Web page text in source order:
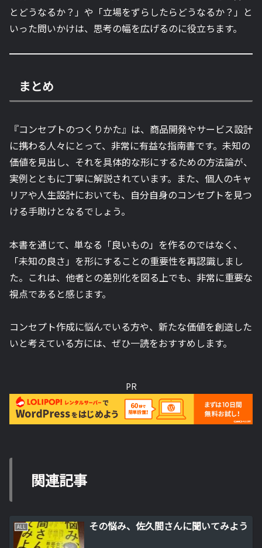
とどうなるか？」や「立場をずらしたらどうなるか？」と
いった問いかけは、思考の幅を広げるのに役立ちます。
まとめ
『コンセプトのつくりかた』は、商品開発やサービス設計
に携わる人々にとって、非常に有益な指南書です。未知の
価値を見出し、それを具体的な形にするための方法論が、
実例とともに丁寧に解説されています。また、個人のキャ
リアや人生設計においても、自分自身のコンセプトを見つ
ける手助けとなるでしょう。
本書を通じて、単なる「良いもの」を作るのではなく、
「未知の良さ」を形にすることの重要性を再認識しまし
た。これは、他者との差別化を図る上でも、非常に重要な
視点であると感じます。
コンセプト作成に悩んでいる方や、新たな価値を創造した
いと考えている方には、ぜひ一読をおすすめします。
PR
関連記事
ALL その悩み、佐久間さんに聞いてみよう